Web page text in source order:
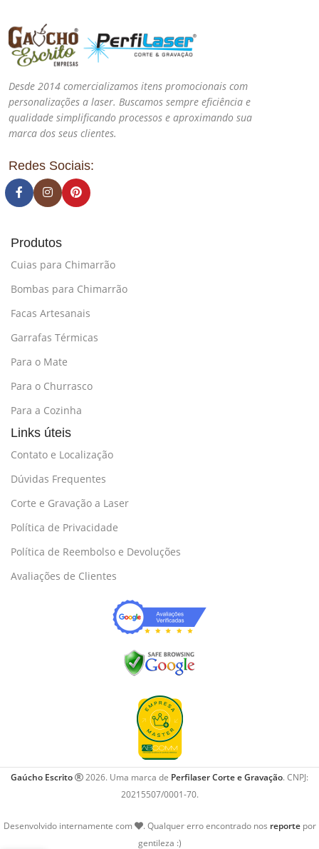
Desde 2014 comercializamos itens promocionais com
personalizações a laser. Buscamos sempre eficiência e
qualidade simplificando processos e aproximando sua
marca dos seus clientes.
Redes Sociais:
Produtos
Cuias para Chimarrão
Bombas para Chimarrão
Facas Artesanais
Garrafas Térmicas
Para o Mate
Para o Churrasco
Para a Cozinha
Links úteis
Contato e Localização
Dúvidas Frequentes
Corte e Gravação a Laser
Política de Privacidade
Política de Reembolso e Devoluções
Avaliações de Clientes
Gaúcho Escrito 2026. Uma marca de Perfilaser Corte e Gravação. CNPJ:
20215507/0001-70.
Desenvolvido internamente com . Qualquer erro encontrado nos reporte por
gentileza :)